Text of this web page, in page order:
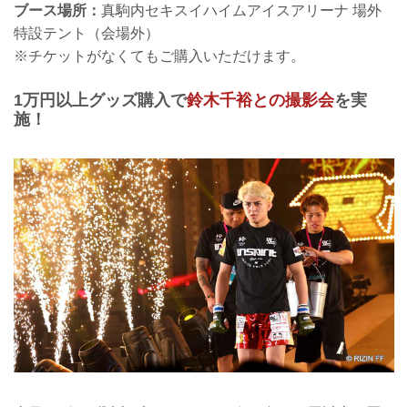
ブース場所： 真駒内セキスイハイムアイスアリーナ 場外
特設テント（会場外）
※チケットがなくてもご購入いただけます。
1万円以上グッズ購入で鈴木千裕との撮影会を実
施！